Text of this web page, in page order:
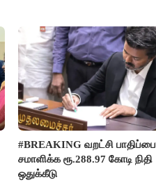
#BREAKING வறட்சி பாதிப்பை
சமாளிக்க ரூ.288.97 கோடி நிதி
ஒதுக்கீடு